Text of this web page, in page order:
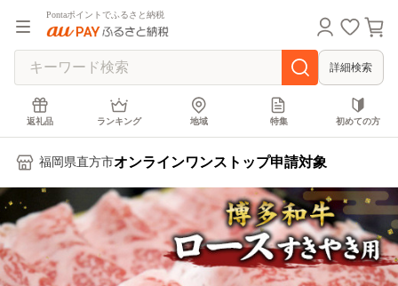
Pontaポイントでふるさと納税
詳細検索
返礼品 ランキング 地域 特集 初めての方
福岡県直方市オンラインワンストップ申請対象